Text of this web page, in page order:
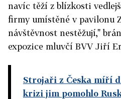
navíc těží z blízkosti
firmy umístěné v pavilonu
návštěvnost nestěžují,"
expozice mluvčí BVV Jiří
Strojaři z Česka míří
krizi jim pomohlo